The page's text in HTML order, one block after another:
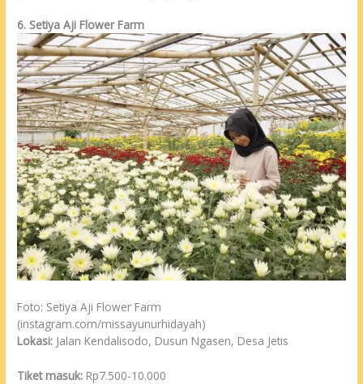
6. Setiya Aji Flower Farm
Foto: Setiya Aji Flower Farm
(instagram.com/missayunurhidayah)
Lokasi: Jalan Kendalisodo, Dusun Ngasen, Desa Jetis
Tiket masuk: Rp7.500-10.000